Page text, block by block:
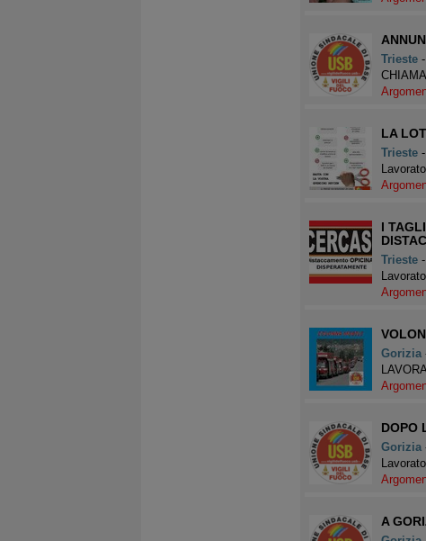
Trieste-
LA
Trieste-
I
Trieste-
Gorizia
DOPO
Gorizia
A